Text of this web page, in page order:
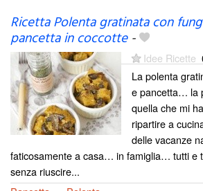
Ricetta Polenta gratinata con
pancetta in coccotte-
Idee Ricette
La polenta
e pancetta… la
quella che mi
ripartire a
delle vacanze
faticosamente a casa… in famiglia… tutti e
senza riuscire...